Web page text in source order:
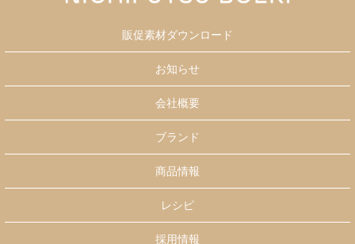
販促素材ダウンロード
お知らせ
会社概要
ブランド
商品情報
レシピ
採用情報